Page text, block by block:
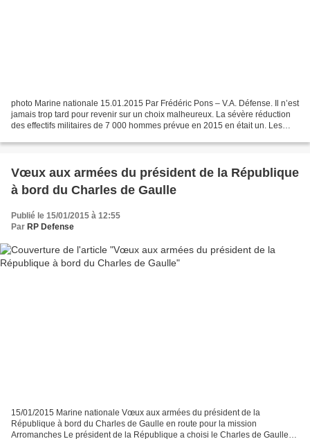
photo Marine nationale 15.01.2015 Par Frédéric Pons – V.A. Défense. Il n’est
jamais trop tard pour revenir sur un choix malheureux. La sévère réduction
des effectifs militaires de 7 000 hommes prévue en 2015 en était un. Les
Vœux aux armées du président de la République
à bord du Charles de Gaulle
Publié le 15/01/2015 à 12:55
Par RP Defense
15/01/2015 Marine nationale Vœux aux armées du président de la
République à bord du Charles de Gaulle en route pour la mission
Arromanches Le président de la République a choisi le Charles de Gaulle